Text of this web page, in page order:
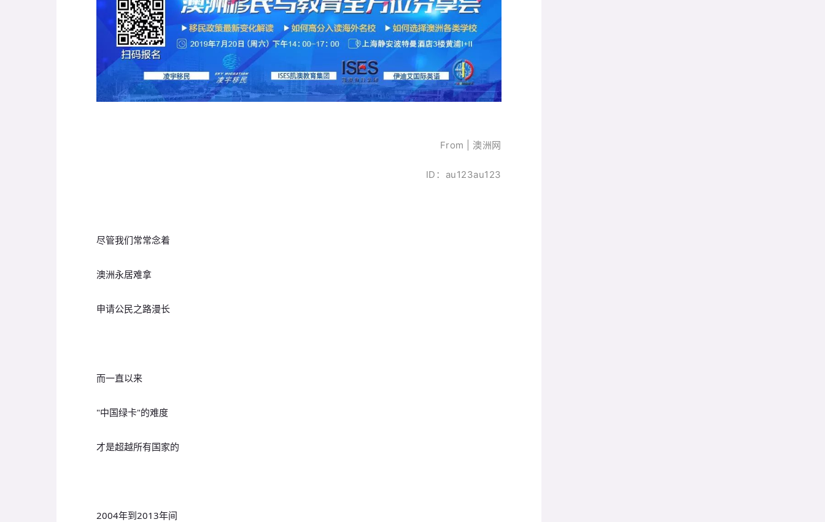
From | 澳洲网
ID：au123au123
尽管我们常常念着
澳洲永居难拿
申请公民之路漫长
而一直以来
"中国绿卡"的难度
才是超越所有国家的
2004年到2013年间